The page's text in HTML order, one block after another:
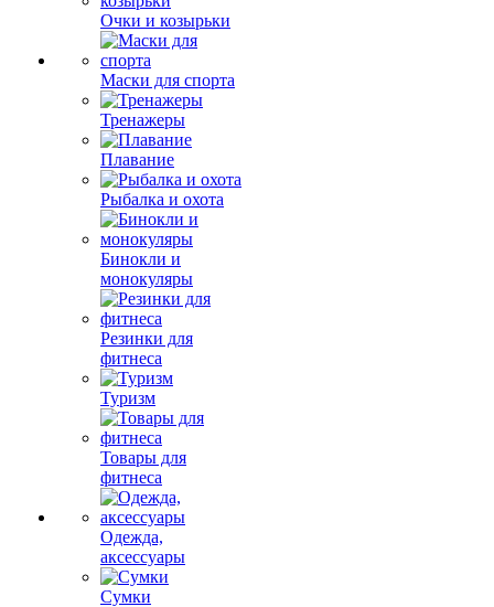
Очки и козырьки
Маски для спорта
Тренажеры
Плавание
Рыбалка и охота
Бинокли и
монокуляры
Резинки для
фитнеса
Туризм
Товары для
фитнеса
Одежда,
аксессуары
Сумки